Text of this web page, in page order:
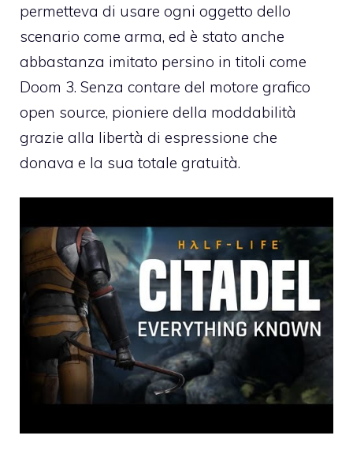
permetteva di usare ogni oggetto dello
scenario come arma, ed è stato anche
abbastanza imitato persino in titoli come
Doom 3. Senza contare del motore grafico
open source, pioniere della moddabilità
grazie alla libertà di espressione che
donava e la sua totale gratuità.